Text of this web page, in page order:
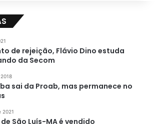
de rejeição, Flávio Dino estuda
da Secom
sai da Proab, mas permanece no
2021
São Luís-MA é vendido